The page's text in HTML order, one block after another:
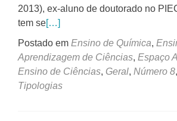
2013), ex-aluno de doutorado no
tem se[…]
Postado em Ensino de Química,
Aprendizagem de Ciências, Espaço
Ensino de Ciências, Geral, Número 8,
Tipologias